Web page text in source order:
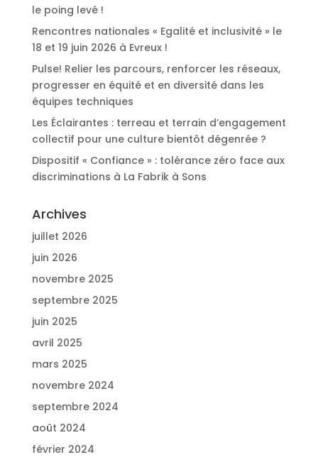
le poing levé !
Rencontres nationales « Egalité et inclusivité » le
18 et 19 juin 2026 à Evreux !
Pulse! Relier les parcours, renforcer les réseaux,
progresser en équité et en diversité dans les
équipes techniques
Les Éclairantes : terreau et terrain d’engagement
collectif pour une culture bientôt dégenrée ?
Dispositif « Confiance » : tolérance zéro face aux
discriminations à La Fabrik à Sons
Archives
juillet 2026
juin 2026
novembre 2025
septembre 2025
juin 2025
avril 2025
mars 2025
novembre 2024
septembre 2024
août 2024
février 2024